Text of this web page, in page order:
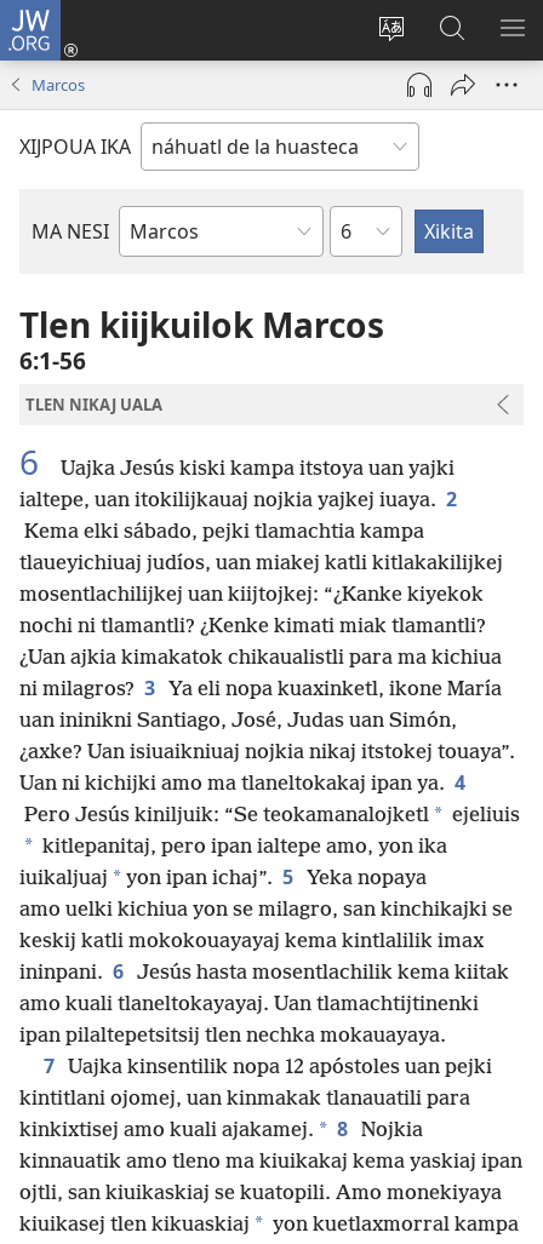
JW.ORG
Xijpatili
ipan
tlajtoli
tlen
tijneki
nesi
Xijpeualti
nikaj
(opens
window)
Xijtemo
ipan
JW.ORG
MA
Marcos
XIJPOUA IKA
MA NESI
Bible
Tlamachtili
Tlen kiijkuilok Marcos
6:1-56
TLEN NIKAJ UALA
6
Uajka Jesús kiski kampa itstoya uan yajki
ialtepe, uan itokilijkauaj nojkia yajkej iuaya. 2
Kema elki sábado, pejki tlamachtia kampa
tlaueyichiuaj judíos, uan miakej katli kitlakakilijkej
mosentlachilijkej uan kiijtojkej: “¿Kanke kiyekok
nochi ni tlamantli? ¿Kenke kimati miak tlamantli?
¿Uan ajkia kimakatok chikaualistli para ma kichiua
ni milagros? 3
Ya eli nopa kuaxinketl, ikone María
uan ininikni Santiago, José, Judas uan Simón,
¿axke? Uan isiuaikniuaj nojkia nikaj itstokej touaya”.
Uan ni kichijki amo ma tlaneltokakaj ipan ya. 4
Pero Jesús kiniljuik: “Se teokamanalojketl * ejeliuis
* kitlepanitaj, pero ipan ialtepe amo, yon ika
iuikaljuaj * yon ipan ichaj”. 5
Yeka nopaya
amo uelki kichiua yon se milagro, san kinchikajki se
keskij katli mokokouayayaj kema kintlalilik imax
ininpani. 6 Jesús hasta mosentlachilik kema kiitak
amo kuali tlaneltokayayaj. Uan tlamachtijtinenki
ipan pilaltepetsitsij tlen nechka mokauayaya.
7
Uajka kinsentilik nopa 12 apóstoles uan pejki
kintitlani ojomej, uan kinmakak tlanauatili para
kinkixtisej amo kuali ajakamej. * 8 Nojkia
kinnauatik amo tleno ma kiuikakaj kema yaskiaj ipan
ojtli, san kiuikaskiaj se kuatopili. Amo monekiyaya
kiuikasej tlen kikuaskiaj * yon kuetlaxmorral kampa